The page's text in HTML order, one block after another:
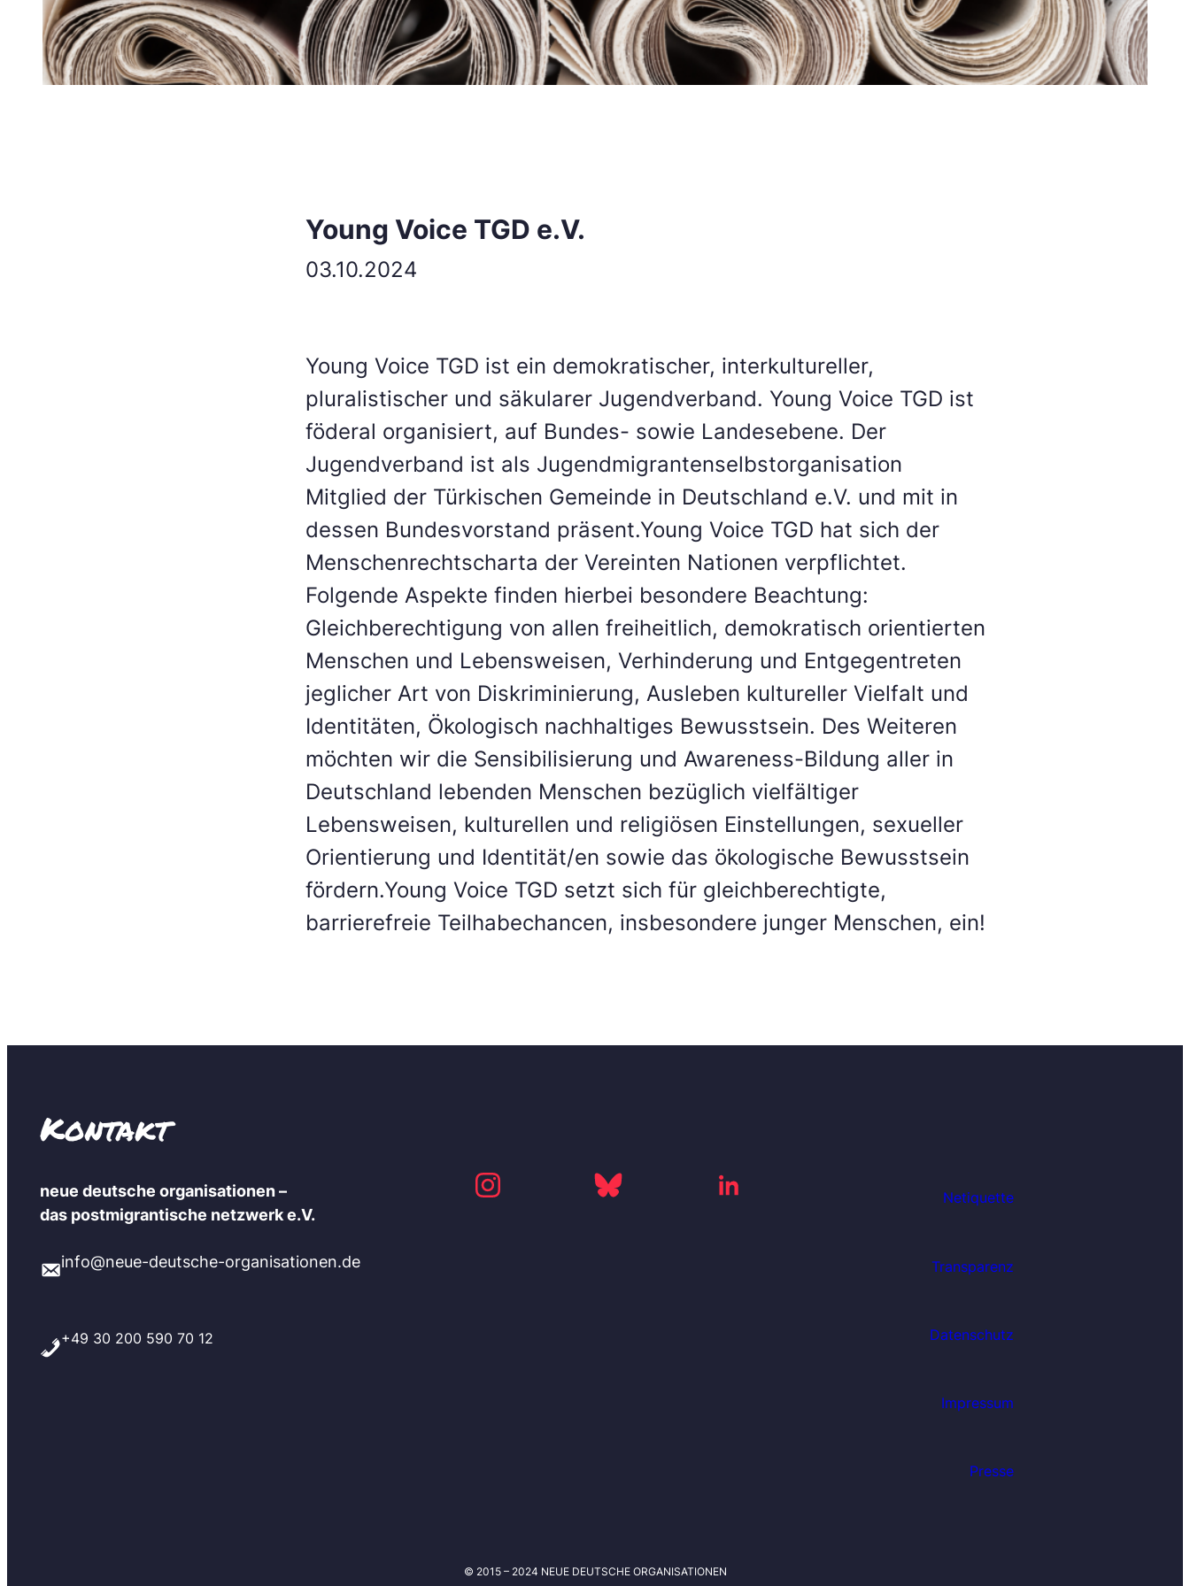
Young Voice TGD e.V.
03.10.2024
Young Voice TGD ist ein demokratischer, interkultureller,
pluralistischer und säkularer Jugendverband. Young Voice TGD ist
föderal organisiert, auf Bundes- sowie Landesebene. Der
Jugendverband ist als Jugendmigrantenselbstorganisation
Mitglied der Türkischen Gemeinde in Deutschland e.V. und mit in
dessen Bundesvorstand präsent.Young Voice TGD hat sich der
Menschenrechtscharta der Vereinten Nationen verpflichtet.
Folgende Aspekte finden hierbei besondere Beachtung:
Gleichberechtigung von allen freiheitlich, demokratisch orientierten
Menschen und Lebensweisen, Verhinderung und Entgegentreten
jeglicher Art von Diskriminierung, Ausleben kultureller Vielfalt und
Identitäten, Ökologisch nachhaltiges Bewusstsein. Des Weiteren
möchten wir die Sensibilisierung und Awareness-Bildung aller in
Deutschland lebenden Menschen bezüglich vielfältiger
Lebensweisen, kulturellen und religiösen Einstellungen, sexueller
Orientierung und Identität/en sowie das ökologische Bewusstsein
fördern.Young Voice TGD setzt sich für gleichberechtigte,
barrierefreie Teilhabechancen, insbesondere junger Menschen, ein!
Kontakt
neue deutsche organisationen –
das postmigrantische netzwerk e.V.
info@neue-deutsche-organisationen.de
+49 30 200 590 70 12
Netiquette
Transparenz
Datenschutz
Impressum
Presse
© 2015 – 2024 NEUE DEUTSCHE ORGANISATIONEN